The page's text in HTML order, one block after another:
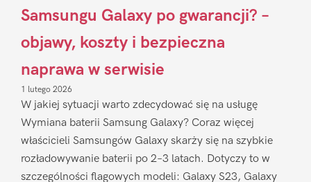
Samsungu Galaxy po gwarancji? –
objawy, koszty i bezpieczna
naprawa w serwisie
1 lutego 2026
W jakiej sytuacji warto zdecydować się na usługę
Wymiana baterii Samsung Galaxy? Coraz więcej
właścicieli Samsungów Galaxy skarży się na szybkie
rozładowywanie baterii po 2–3 latach. Dotyczy to w
szczególności flagowych modeli: Galaxy S23, Galaxy